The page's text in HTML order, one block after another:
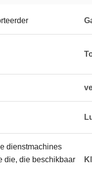
dienstmachines
die, die beschikbaar